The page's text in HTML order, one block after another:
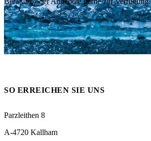
Messen
Videos / Downloads
HT Plus
Hochdruckpumpen
SO ERREICHEN SIE UNS
Parzleithen 8
A-4720 Kallham